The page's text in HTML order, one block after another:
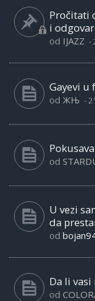
Pročitati
i
od IJAZZ -
Gayevi
od ЖЊ -
od
U vezi
da
od
Da li
od